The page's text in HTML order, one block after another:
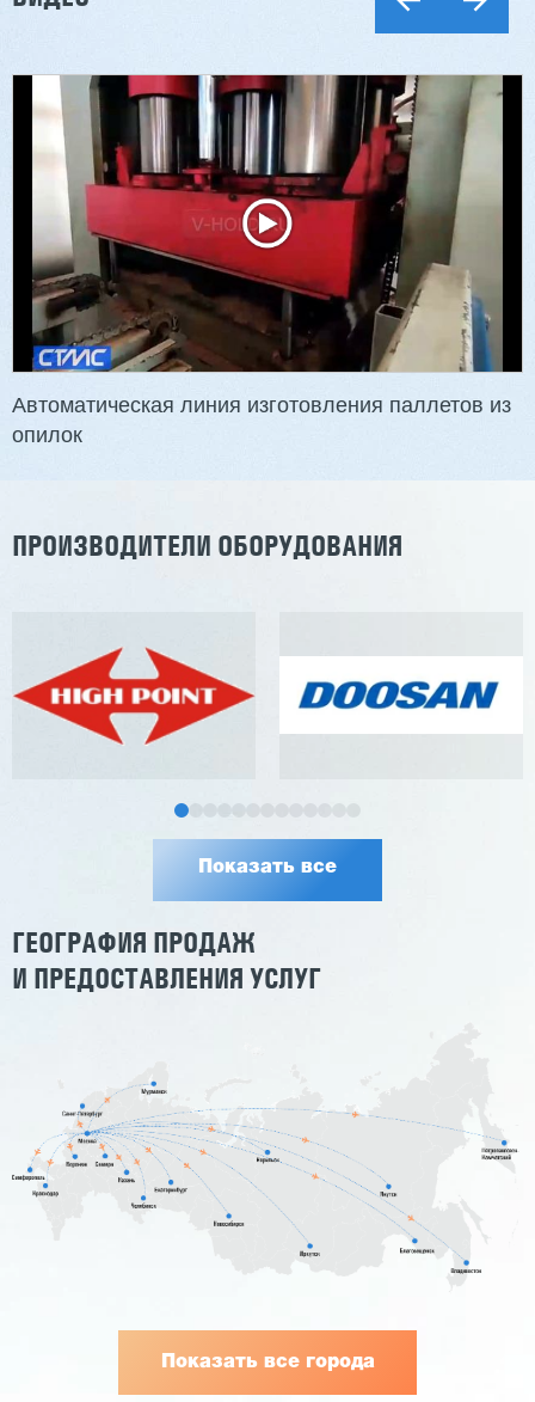
Автоматическая линия изготовления паллетов из
опилок
ПРОИЗВОДИТЕЛИ ОБОРУДОВАНИЯ
Показать все
ГЕОГРАФИЯ ПРОДАЖ
И ПРЕДОСТАВЛЕНИЯ УСЛУГ
Показать все города